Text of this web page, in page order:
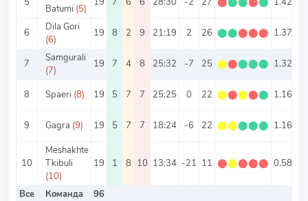
Batumi (5)
6
Dila Gori
(6)
19 8 2 9 21:19 2 26 ⬤⬤⬤⬤⬤ 1.37
7
Samgurali
(7)
19 7 4 8 25:32 -7 25 ⬤⬤⬤⬤⬤ 1.32
8 Spaeri (8) 19 5 7 7 25:25 0 22 ⬤⬤⬤⬤⬤ 1.16
9 Gagra (9) 19 5 7 7 18:24 -6 22 ⬤⬤⬤⬤⬤ 1.16
10
Meshakhte
Tkibuli
(10)
19 1 8 10 13:34 -21 11 ⬤⬤⬤⬤⬤ 0.58
Все Команда 96